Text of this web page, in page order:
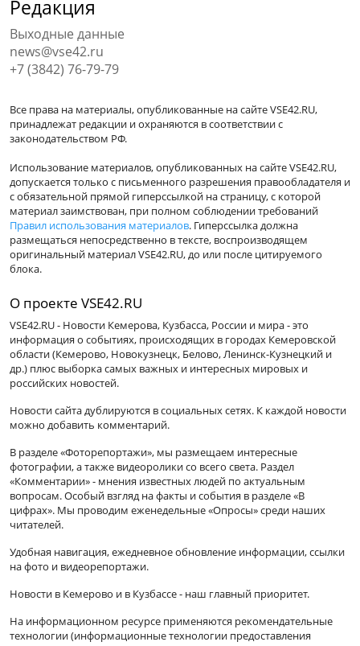
Редакция
Выходные данные
news@vse42.ru
+7 (3842) 76-79-79
Все права на материалы, опубликованные на сайте VSE42.RU,
принадлежат редакции и охраняются в соответствии с
законодательством РФ.
Использование материалов, опубликованных на сайте VSE42.RU,
допускается только с письменного разрешения правообладателя и
с обязательной прямой гиперссылкой на страницу, с которой
материал заимствован, при полном соблюдении требований
Правил использования материалов. Гиперссылка должна
размещаться непосредственно в тексте, воспроизводящем
оригинальный материал VSE42.RU, до или после цитируемого
блока.
О проекте VSE42.RU
VSE42.RU - Новости Кемерова, Кузбасса, России и мира - это
информация о событиях, происходящих в городах Кемеровской
области (Кемерово, Новокузнецк, Белово, Ленинск-Кузнецкий и
др.) плюс выборка самых важных и интересных мировых и
российских новостей.
Новости сайта дублируются в социальных сетях. К каждой новости
можно добавить комментарий.
В разделе «Фоторепортажи», мы размещаем интересные
фотографии, а также видеоролики со всего света. Раздел
«Комментарии» - мнения известных людей по актуальным
вопросам. Особый взгляд на факты и события в разделе «В
цифрах». Мы проводим еженедельные «Опросы» среди наших
читателей.
Удобная навигация, ежедневное обновление информации, ссылки
на фото и видеорепортажи.
Новости в Кемерово и в Кузбассе - наш главный приоритет.
На информационном ресурсе применяются рекомендательные
технологии (информационные технологии предоставления